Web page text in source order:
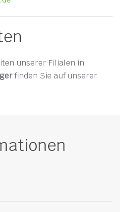
unserer Filialen in
finden Sie auf unserer